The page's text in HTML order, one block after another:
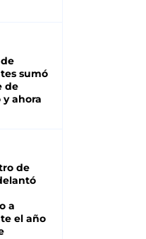
sumó
de
y ahora
de
a
el año